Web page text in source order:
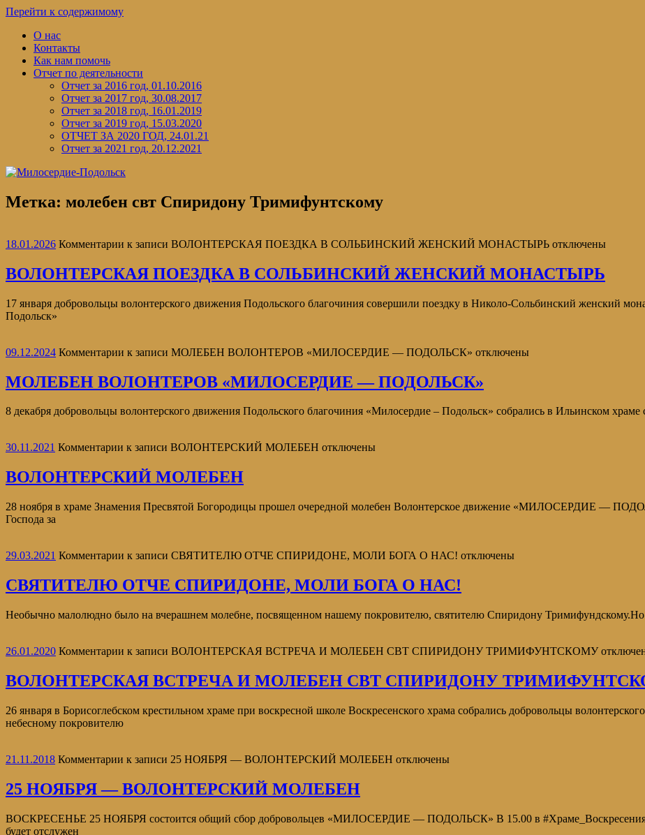
Перейти к содержимому
О нас
Контакты
Как нам помочь
Отчет по деятельности
Отчет за 2016 год, 01.10.2016
Отчет за 2017 год, 30.08.2017
Отчет за 2018 год, 16.01.2019
Отчет за 2019 год, 15.03.2020
ОТЧЕТ ЗА 2020 ГОД, 24.01.21
Отчет за 2021 год, 20.12.2021
Метка: молебен свт Спиридону Тримифунтскому
18.01.2026 Комментарии к записи ВОЛОНТЕРСКАЯ ПОЕЗДКА В СОЛЬБИНСКИЙ ЖЕНСКИЙ МОНАСТЫРЬ отключены
ВОЛОНТЕРСКАЯ ПОЕЗДКА В СОЛЬБИНСКИЙ ЖЕНСКИЙ МОНАСТЫРЬ
17 января добровольцы волонтерского движения Подольского благочиния совершили поездку в Николо-Сольбинский женский
Подольск»
09.12.2024 Комментарии к записи МОЛЕБЕН ВОЛОНТЕРОВ «МИЛОСЕРДИЕ — ПОДОЛЬСК» отключены
МОЛЕБЕН ВОЛОНТЕРОВ «МИЛОСЕРДИЕ — ПОДОЛЬСК»
8 декабря добровольцы волонтерского движения Подольского благочиния «Милосердие – Подольск» собрались в Ильинском
30.11.2021 Комментарии к записи ВОЛОНТЕРСКИЙ МОЛЕБЕН отключены
ВОЛОНТЕРСКИЙ МОЛЕБЕН
28 ноября в храме Знамения Пресвятой Богородицы прошел очередной молебен Волонтерское движение «МИЛОСЕРДИЕ —
Господа за
29.03.2021 Комментарии к записи СВЯТИТЕЛЮ ОТЧЕ СПИРИДОНЕ, МОЛИ БОГА О НАС! отключены
СВЯТИТЕЛЮ ОТЧЕ СПИРИДОНЕ, МОЛИ БОГА О НАС!
Необычно малолюдно было на вчерашнем молебне, посвященном нашему покровителю, святителю Спиридону Тримифундскому.Но
26.01.2020 Комментарии к записи ВОЛОНТЕРСКАЯ ВСТРЕЧА И МОЛЕБЕН СВТ СПИРИДОНУ ТРИМИФУНТСКОМУ
ВОЛОНТЕРСКАЯ ВСТРЕЧА И МОЛЕБЕН СВТ СПИРИДОНУ
26 января в Борисоглебском крестильном храме при воскресной школе Воскресенского храма собрались добровольцы
небесному покровителю
21.11.2018 Комментарии к записи 25 НОЯБРЯ — ВОЛОНТЕРСКИЙ МОЛЕБЕН отключены
25 НОЯБРЯ — ВОЛОНТЕРСКИЙ МОЛЕБЕН
ВОСКРЕСЕНЬЕ 25 НОЯБРЯ состоится общий сбор добровольцев «МИЛОСЕРДИЕ — ПОДОЛЬСК» В 15.00 в
будет отслужен